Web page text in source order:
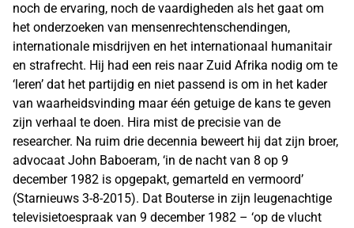
noch de ervaring, noch de vaardigheden als het gaat om
het onderzoeken van mensenrechtenschendingen,
internationale misdrijven en het internationaal humanitair
en strafrecht. Hij had een reis naar Zuid Afrika nodig om te
‘leren’ dat het partijdig en niet passend is om in het kader
van waarheidsvinding maar één getuige de kans te geven
zijn verhaal te doen. Hira mist de precisie van de
researcher. Na ruim drie decennia beweert hij dat zijn broer,
advocaat John Baboeram, ‘in de nacht van 8 op 9
december 1982 is opgepakt, gemarteld en vermoord’
(Starnieuws 3-8-2015). Dat Bouterse in zijn leugenachtige
televisietoespraak van 9 december 1982 – ‘op de vlucht